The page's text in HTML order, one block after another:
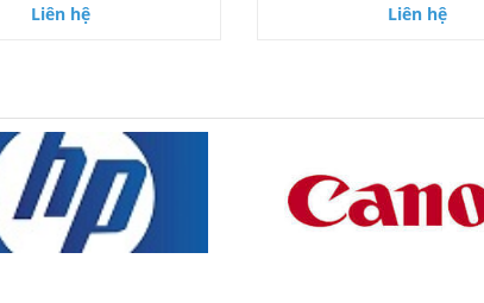
Liên hệ Liên hệ